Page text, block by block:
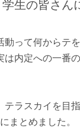
生の皆さん
動って何からテ
は内定への一番
テラスカイを目
まとめました。